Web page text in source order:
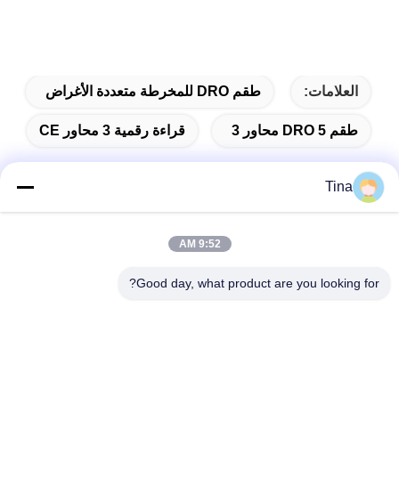
العلامات: طقم DRO للمخرطة متعددة الأغراض
طقم DRO 5 محاور 3 قراءة رقمية 3 محاور CE
عنوان
Tina
9:52 AM
Good day, what product are you looking for?